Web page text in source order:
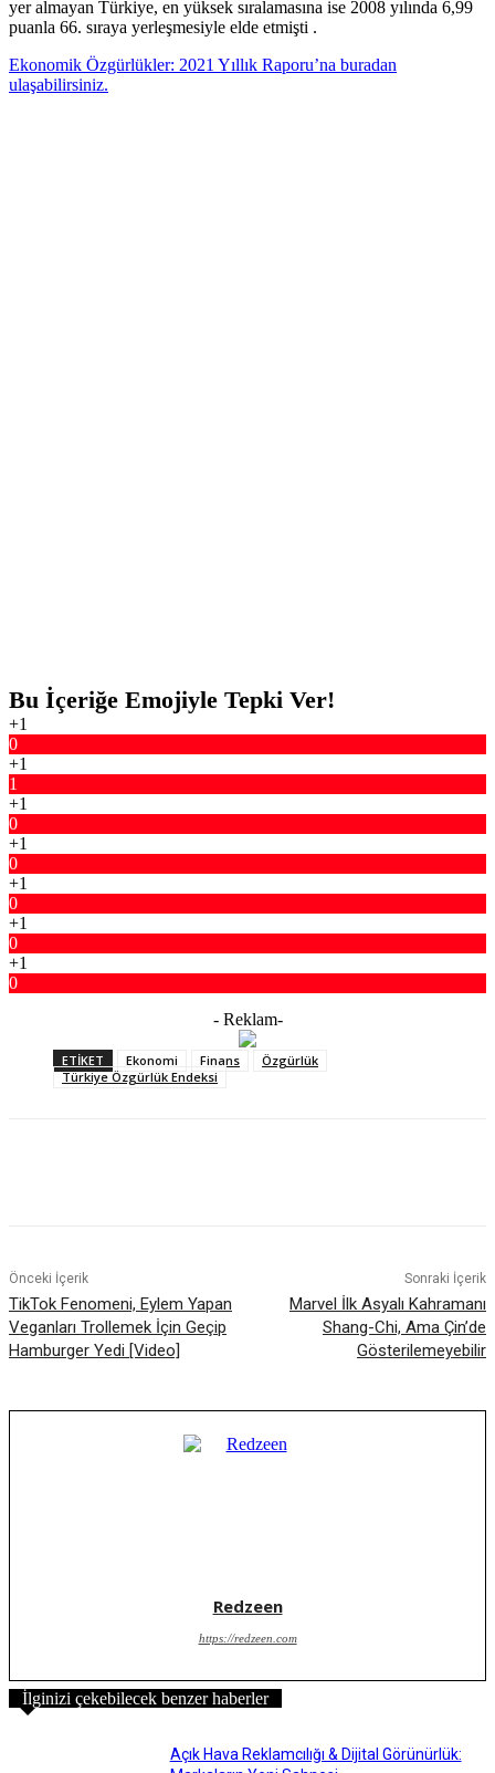
yer almayan Türkiye, en yüksek sıralamasına ise 2008 yılında 6,99
puanla 66. sıraya yerleşmesiyle elde etmişti .
Ekonomik Özgürlükler: 2021 Yıllık Raporu’na buradan
ulaşabilirsiniz.
Bu İçeriğe Emojiyle Tepki Ver!
+1
0
+1
1
+1
0
+1
0
+1
0
+1
0
+1
0
- Reklam-
ETIKET Ekonomi Finans
Özgürlük
Türkiye Özgürlük Endeksi
Önceki İçerik
TikTok Fenomeni, Eylem Yapan
Veganları Trollemek İçin Geçip
Hamburger Yedi [Video]
Sonraki İçerik
Marvel İlk Asyalı Kahramanı
Shang-Chi, Ama Çin’de
Gösterilemeyebilir
Redzeen
https://redzeen.com
İlginizi çekebilecek benzer haberler
Açık Hava Reklamcılığı & Dijital Görünürlük: